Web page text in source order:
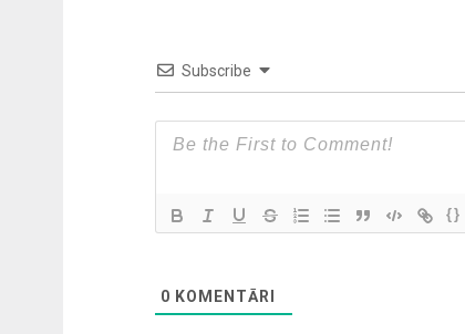
Subscribe
{}
0 KOMENTĀRI